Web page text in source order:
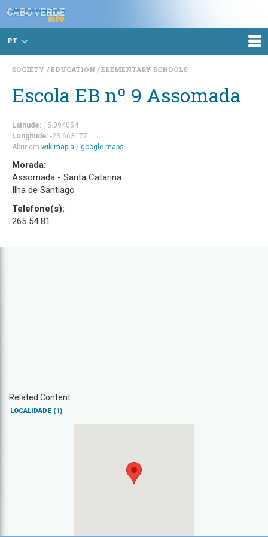
PT
SOCIETY EDUCATION ELEMENTARY SCHOOLS
Escola EB nº 9 Assomada
Latitude: 15.094054
Longitude: -23.663177
Abrir em wikimapia / google maps
Morada:
Assomada - Santa Catarina
Ilha de Santiago
Telefone(s):
265 54 81
Related Content
LOCALIDADE (1)